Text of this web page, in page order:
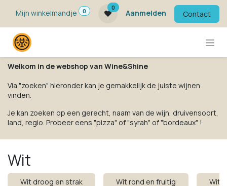
Mijn winkelmandje
0
0
Aanmelden Contact
Welkom in de webshop van Wine&Shine
Via "zoeken" hieronder kan je gemakkelijk de juiste wijnen
vinden.
Je kan zoeken op een gerecht, naam van de wijn, druivensoort,
land, regio. Probeer eens "pizza" of "syrah" of "bordeaux" !
Wit
Wit droog en strak Wit rond en fruitig Wit